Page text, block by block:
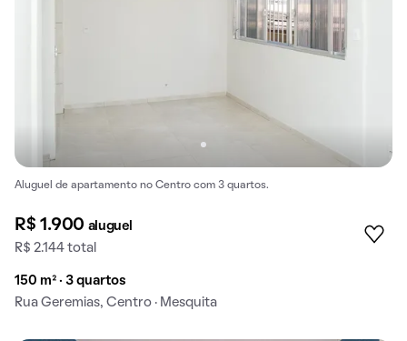
Aluguel de apartamento no Centro com 3 quartos.
R$ 1.900 aluguel
R$ 2.144 total
150 m² · 3 quartos
Rua Geremias, Centro · Mesquita